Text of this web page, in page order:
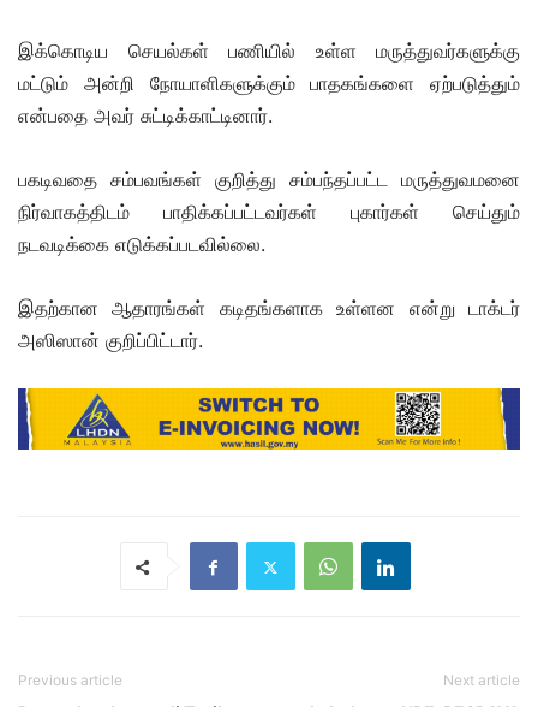
இக்கொடிய செயல்கள் பணியில் உள்ள மருத்துவர்களுக்கு
மட்டும் அன்றி நோயாளிகளுக்கும் பாதகங்களை ஏற்படுத்தும்
என்பதை அவர் சுட்டிக்காட்டினார்.
பகடிவதை சம்பவங்கள் குறித்து சம்பந்தப்பட்ட மருத்துவமனை
நிர்வாகத்திடம் பாதிக்கப்பட்டவர்கள் புகார்கள் செய்தும்
நடவடிக்கை எடுக்கப்படவில்லை.
இதற்கான ஆதாரங்கள் கடிதங்களாக உள்ளன என்று டாக்டர்
அஸிஸான் குறிப்பிட்டார்.
Previous article Next article